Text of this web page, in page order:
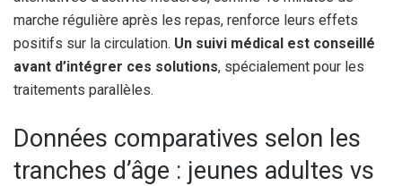
marche régulière après les repas, renforce leurs effets
positifs sur la circulation. Un suivi médical est conseillé
avant d’intégrer ces solutions, spécialement pour les
traitements parallèles.
Données comparatives selon les
tranches d’âge : jeunes adultes vs